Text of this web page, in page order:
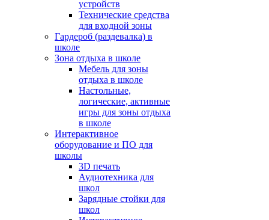
устройств
Технические средства
для входной зоны
Гардероб (раздевалка) в
школе
Зона отдыха в школе
Мебель для зоны
отдыха в школе
Настольные,
логические, активные
игры для зоны отдыха
в школе
Интерактивное
оборудование и ПО для
школы
3D печать
Аудиотехника для
школ
Зарядные стойки для
школ